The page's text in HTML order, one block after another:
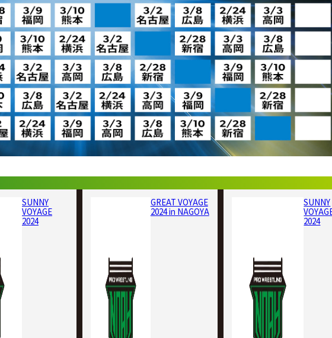
SUNNY
VOYAGE
2024
GREAT VOYAGE
2024 in NAGOYA
SUNNY
2024